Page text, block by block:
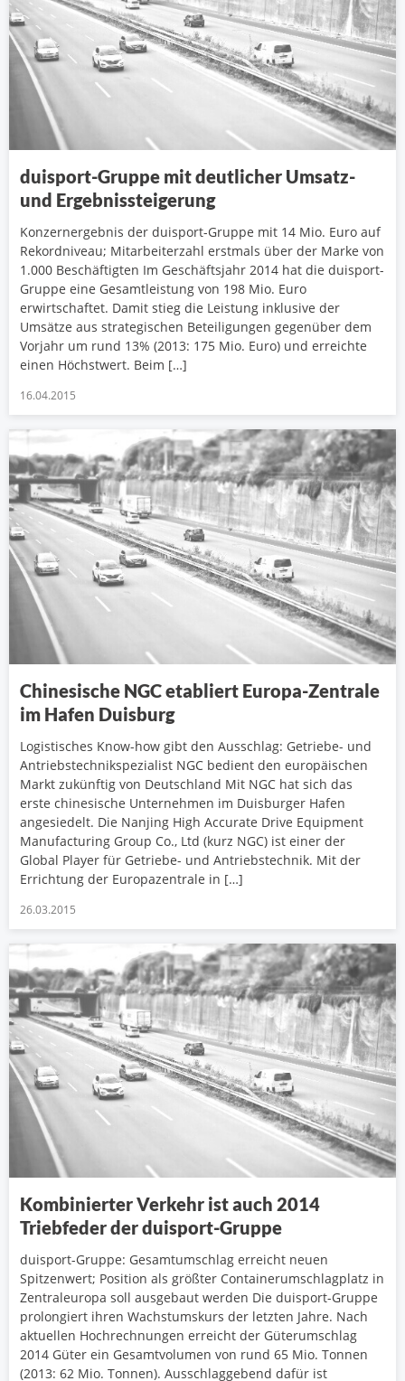
duisport-Gruppe mit deutlicher Umsatz-
und Ergebnissteigerung
Konzernergebnis der duisport-Gruppe mit 14 Mio. Euro auf
Rekordniveau; Mitarbeiterzahl erstmals über der Marke von
1.000 Beschäftigten Im Geschäftsjahr 2014 hat die duisport-
Gruppe eine Gesamtleistung von 198 Mio. Euro
erwirtschaftet. Damit stieg die Leistung inklusive der
Umsätze aus strategischen Beteiligungen gegenüber dem
Vorjahr um rund 13% (2013: 175 Mio. Euro) und erreichte
einen Höchstwert. Beim […]
16.04.2015
Chinesische NGC etabliert Europa-Zentrale
im Hafen Duisburg
Logistisches Know-how gibt den Ausschlag: Getriebe- und
Antriebstechnikspezialist NGC bedient den europäischen
Markt zukünftig von Deutschland Mit NGC hat sich das
erste chinesische Unternehmen im Duisburger Hafen
angesiedelt. Die Nanjing High Accurate Drive Equipment
Manufacturing Group Co., Ltd (kurz NGC) ist einer der
Global Player für Getriebe- und Antriebstechnik. Mit der
Errichtung der Europazentrale in […]
26.03.2015
Kombinierter Verkehr ist auch 2014
Triebfeder der duisport-Gruppe
duisport-Gruppe: Gesamtumschlag erreicht neuen
Spitzenwert; Position als größter Containerumschlagplatz in
Zentraleuropa soll ausgebaut werden Die duisport-Gruppe
prolongiert ihren Wachstumskurs der letzten Jahre. Nach
aktuellen Hochrechnungen erreicht der Güterumschlag
2014 Güter ein Gesamtvolumen von rund 65 Mio. Tonnen
(2013: 62 Mio. Tonnen). Ausschlaggebend dafür ist